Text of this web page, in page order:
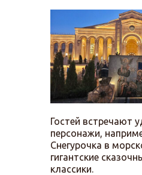
Гостей встречают
персонажи,
Снегурочка в
гигантские
классики.